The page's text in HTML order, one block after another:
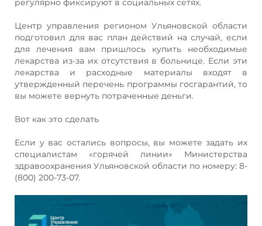
Центр управления регионом Ульяновской области
подготовил для вас план действий на случай, если
для лечения вам пришлось купить необходимые
лекарства из-за их отсутствия в больнице. Если эти
лекарства и расходные материалы входят в
утвержденный перечень программы госгарантий, то
вы можете вернуть потраченные деньги.
Вот как это сделать
Если у вас остались вопросы, вы можете задать их
специалистам «горячей линии» Министерства
здравоохранения Ульяновской области по номеру: 8-
(800) 200-73-07.